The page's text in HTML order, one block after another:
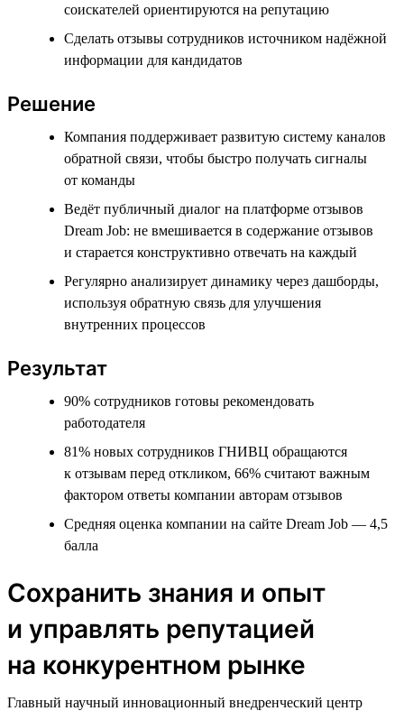
соискателей ориентируются на репутацию
Сделать отзывы сотрудников источником надёжной
информации для кандидатов
Решение
Компания поддерживает развитую систему каналов
обратной связи, чтобы быстро получать сигналы
от команды
Ведёт публичный диалог на платформе отзывов
Dream Job: не вмешивается в содержание отзывов
и старается конструктивно отвечать на каждый
Регулярно анализирует динамику через дашборды,
используя обратную связь для улучшения
внутренних процессов
Результат
90% сотрудников готовы рекомендовать
работодателя
81% новых сотрудников ГНИВЦ обращаются
к отзывам перед откликом, 66% считают важным
фактором ответы компании авторам отзывов
Средняя оценка компании на сайте Dream Job — 4,5
балла
Сохранить знания и опыт
и управлять репутацией
на конкурентном рынке
Главный научный инновационный внедренческий центр